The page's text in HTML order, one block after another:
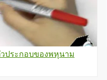
ประกอบของพหุนาม